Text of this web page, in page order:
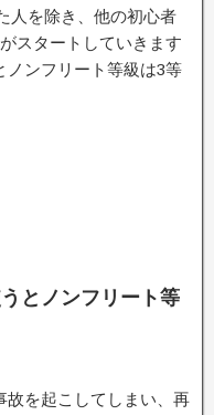
人を除き、他の初心者
スタートしていきます
ノンフリート等級は3等
とノンフリート等
故を起こしてしまい、再